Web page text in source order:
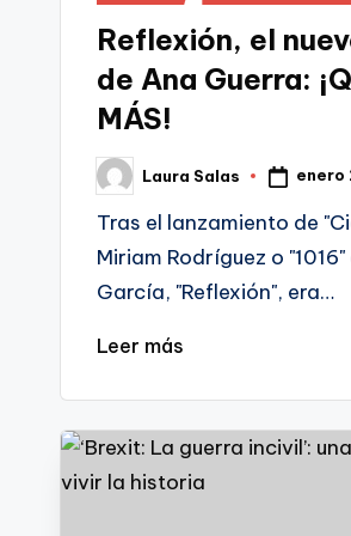
Reflexión, el
de Ana Guerra:
MÁS!
Publicado
por
Laura Salas enero
Tras el lanzamiento de
Miriam Rodríguez o
García, "Reflexión", era…
Leer más